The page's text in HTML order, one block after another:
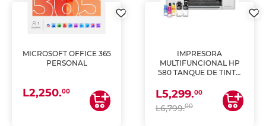
MICROSOFT OFFICE 365
PERSONAL
L2,250.00
IMPRESORA
MULTIFUNCIONAL HP
580 TANQUE DE TINTA
ESCANEA)
L5,299.00
L6,799.00